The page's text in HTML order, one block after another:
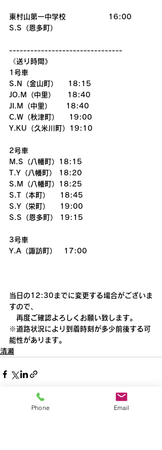
東村山第一中学校　　　　　　16:00
S.S（恩多町）
--------------------------------
《送り時間》
1号車
S.N（金山町）    18:15
JO.M（中里）　  18:40
JI.M（中里）　　18:40
C.W（秋津町）    19:00
Y.KU（久米川町）19:10
2号車
M.S（八幡町）18:15
T.Y（八幡町） 18:20
S.M（八幡町）18:25
S.T（本町）    18:45
S.Y（栄町）    19:00
S.S（恩多町） 19:15
3号車
Y.A（諏訪町）　17:00
当日の12:30までに変更する場合がございま
すので、
再度ご確認よろしくお願い致します。
※道路状況により到着時刻が多少前後する可
能性があります。
清瀬
Phone Email